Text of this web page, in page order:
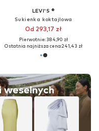
weselnych
LEVI'S ®
Sukienka koktajlowa
Od 293,17 zł
Pierwotnie: 384,90 zł
Ostatnia najniższa cena:241,43 zł